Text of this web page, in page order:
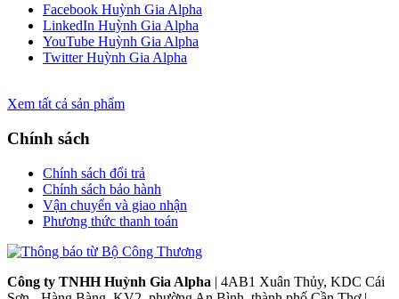
Facebook Huỳnh Gia Alpha
LinkedIn Huỳnh Gia Alpha
YouTube Huỳnh Gia Alpha
Twitter Huỳnh Gia Alpha
Xem tất cả sản phẩm
Chính sách
Chính sách đổi trả
Chính sách bảo hành
Vận chuyển và giao nhận
Phương thức thanh toán
Công ty TNHH Huỳnh Gia Alpha | 4AB1 Xuân Thủy, KDC Cái